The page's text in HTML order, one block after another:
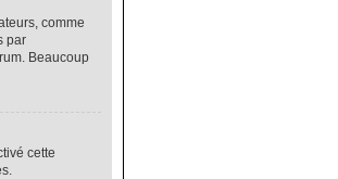
comme
par
Beaucoup
cette